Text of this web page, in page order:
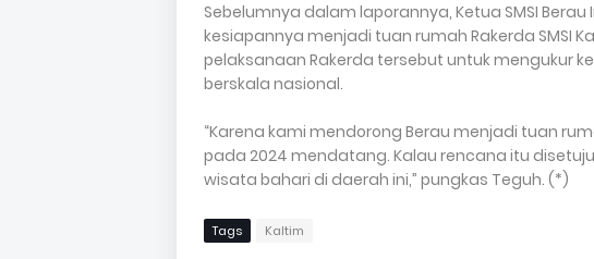
Sebelumnya dalam laporannya, Ketua SMSI
kesiapannya menjadi tuan rumah Rakerda SMSI
pelaksanaan Rakerda tersebut untuk mengukur
berskala nasional.
“Karena kami mendorong Berau menjadi tuan
pada 2024 mendatang. Kalau rencana itu
wisata bahari di daerah ini,” pungkas Teguh. (*)
Tags Kaltim